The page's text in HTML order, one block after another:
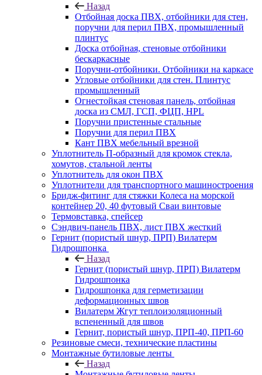
Назад
Отбойная доска ПВХ, отбойники для стен,
поручни для перил ПВХ, промышленный
плинтус
Доска отбойная, стеновые отбойники
бескаркасные
Поручни-отбойники. Отбойники на каркасе
Угловые отбойники для стен. Плинтус
промышленный
Огнестойкая стеновая панель, отбойная
доска из СМЛ, ГСП, ФЦП, HPL
Поручни пристенные стальные
Поручни для перил ПВХ
Кант ПВХ мебельный врезной
Уплотнитель П-образный для кромок стекла,
хомутов, стальной ленты
Уплотнитель для окон ПВХ
Уплотнители для транспортного машиностроения
Бридж-фитинг для стяжки Колеса на морской
контейнер 20, 40 футовый Сваи винтовые
Термовставка, спейсер
Сэндвич-панель ПВХ, лист ПВХ жесткий
Гернит (пористый шнур, ПРП) Вилатерм
Гидрошпонка
Назад
Гернит (пористый шнур, ПРП) Вилатерм
Гидрошпонка
Гидрошпонка для герметизации
деформационных швов
Вилатерм Жгут теплоизоляционный
вспененный для швов
Гернит, пористый шнур, ПРП-40, ПРП-60
Резиновые смеси, технические пластины
Монтажные бутиловые ленты
Назад